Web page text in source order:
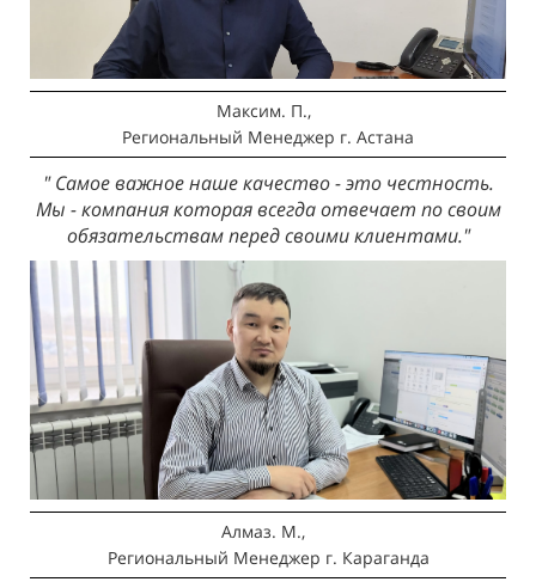
Максим. П.,
Региональный Менеджер г. Астана
" Самое важное наше качество - это честность.
Мы - компания которая всегда отвечает по своим
обязательствам перед своими клиентами."
Алмаз. М.,
Региональный Менеджер г. Караганда